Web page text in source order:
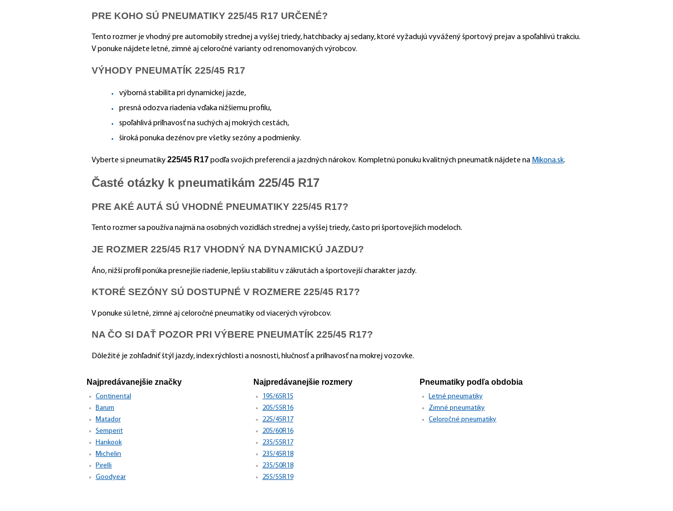
PRE KOHO SÚ PNEUMATIKY 225/45 R17 URČENÉ?
Tento rozmer je vhodný pre automobily strednej a vyššej triedy, hatchbacky aj sedany, ktoré vyžadujú vyvážený športový prejav a spoľahlivú trakciu.
V ponuke nájdete letné, zimné aj celoročné varianty od renomovaných výrobcov.
VÝHODY PNEUMATÍK 225/45 R17
výborná stabilita pri dynamickej jazde,
presná odozva riadenia vďaka nižšiemu profilu,
spoľahlivá priľnavosť na suchých aj mokrých cestách,
široká ponuka dezénov pre všetky sezóny a podmienky.
Vyberte si pneumatiky225/45 R17podľa svojich preferencií a jazdných nárokov. Kompletnú ponuku kvalitných pneumatík nájdete na Mikona.sk.
Časté otázky k pneumatikám 225/45 R17
PRE AKÉ AUTÁ SÚ VHODNÉ PNEUMATIKY 225/45 R17?
Tento rozmer sa používa najmä na osobných vozidlách strednej a vyššej triedy, často pri športovejších modeloch.
JE ROZMER 225/45 R17 VHODNÝ NA DYNAMICKÚ JAZDU?
Áno, nižší profil ponúka presnejšie riadenie, lepšiu stabilitu v zákrutách a športovejší charakter jazdy.
KTORÉ SEZÓNY SÚ DOSTUPNÉ V ROZMERE 225/45 R17?
V ponuke sú letné, zimné aj celoročné pneumatiky od viacerých výrobcov.
NA ČO SI DAŤ POZOR PRI VÝBERE PNEUMATÍK 225/45 R17?
Dôležité je zohľadniť štýl jazdy, index rýchlosti a nosnosti, hlučnosť a priľnavosť na mokrej vozovke.
Najpredávanejšie značky
Continental
Barum
Matador
Semperit
Hankook
Michelin
Pirelli
Goodyear
Najpredávanejšie rozmery
195/65R15
205/55R16
225/45R17
205/60R16
235/55R17
235/45R18
235/50R18
255/55R19
Pneumatiky podľa obdobia
Letné pneumatiky
Zimné pneumatiky
Celoročné pneumatiky